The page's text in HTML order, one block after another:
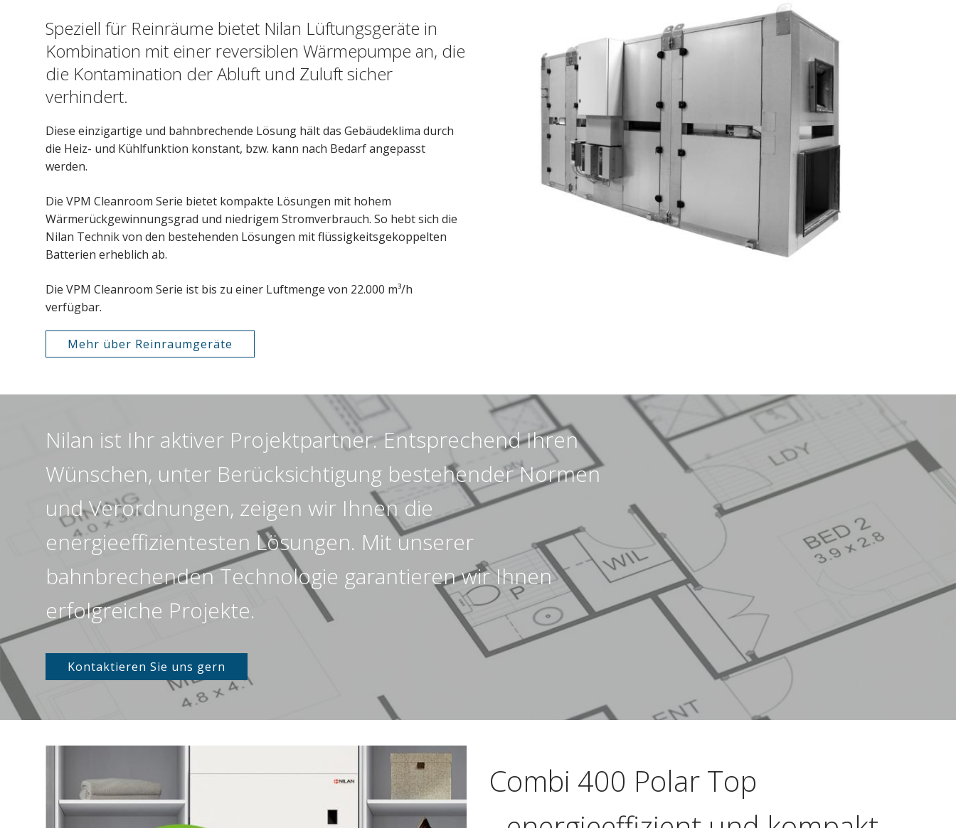
Speziell für Reinräume bietet Nilan Lüftungsgeräte in
Kombination mit einer reversiblen Wärmepumpe an, die
die Kontamination der Abluft und Zuluft sicher
verhindert.
Diese einzigartige und bahnbrechende Lösung hält das Gebäudeklima durch
die Heiz- und Kühlfunktion konstant, bzw. kann nach Bedarf angepasst
werden.
Die VPM Cleanroom Serie bietet kompakte Lösungen mit hohem
Wärmerückgewinnungsgrad und niedrigem Stromverbrauch. So hebt sich die
Nilan Technik von den bestehenden Lösungen mit flüssigkeitsgekoppelten
Batterien erheblich ab.
Die VPM Cleanroom Serie ist bis zu einer Luftmenge von 22.000 m³/h
verfügbar.
Mehr über Reinraumgeräte
Nilan ist Ihr aktiver Projektpartner. Entsprechend Ihren
Wünschen, unter Berücksichtigung bestehender Normen
und Verordnungen, zeigen wir Ihnen die
energieeffizientesten Lösungen. Mit unserer
bahnbrechenden Technologie garantieren wir Ihnen
erfolgreiche Projekte.
Kontaktieren Sie uns gern
Combi 400 Polar Top